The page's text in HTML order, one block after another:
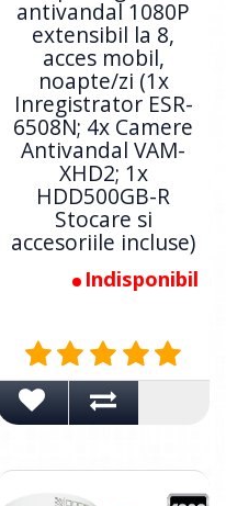
antivandal 1080P
extensibil la 8,
acces mobil,
noapte/zi (1x
Inregistrator ESR-
6508N; 4x Camere
Antivandal VAM-
XHD2; 1x
HDD500GB-R
Stocare si
accesoriile incluse)
Indisponibil